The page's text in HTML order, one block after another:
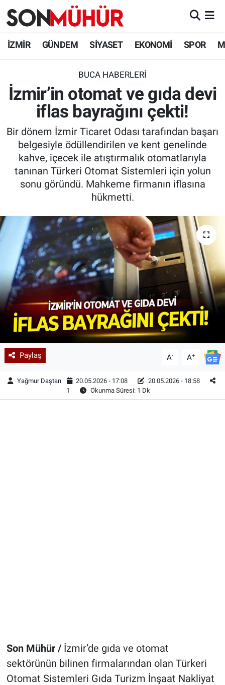
İZMİR GÜNDEM SİYASET EKONOMİ SPOR
BUCA HABERLERI
İzmir’in otomat ve gıda devi
iflas bayrağını çekti!
Bir dönem İzmir Ticaret Odası tarafından başarı
belgesiyle ödüllendirilen ve kent genelinde
kahve, içecek ile atıştırmalık otomatlarıyla
tanınan Türkeri Otomat Sistemleri için yolun
sonu göründü. Mahkeme firmanın iflasına
hükmetti.
Paylaş A- A+
Yağmur Daştan 20.05.2026 - 17:08
20.05.2026 - 18:58
1
Okunma Süresi: 1 Dk
Son Mühür / İzmir’de gıda ve otomat
sektörünün bilinen firmalarından olan Türkeri
Otomat Sistemleri Gıda Turizm İnşaat Nakliyat
İzmir Nöbetçi Eczaneler
İzmir Namaz Vakitleri
İzmir Trafik Yoğunluk Haritası
Süper Lig Puan Durumu ve Fikstür
Tüm Manşetler
Son Dakika Haberleri
Haber Arşivi